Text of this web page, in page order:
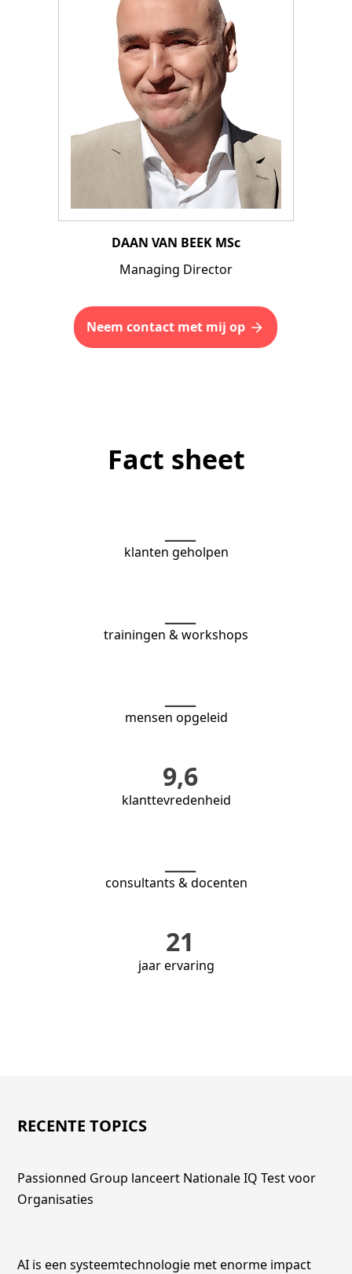
DAAN VAN BEEK MSc
Managing Director
Neem contact met mij op
Fact sheet
klanten geholpen
trainingen & workshops
mensen opgeleid
9,6
klanttevredenheid
consultants & docenten
21
jaar ervaring
RECENTE TOPICS
Passionned Group lanceert Nationale IQ Test voor
Organisaties
AI is een systeemtechnologie met enorme impact